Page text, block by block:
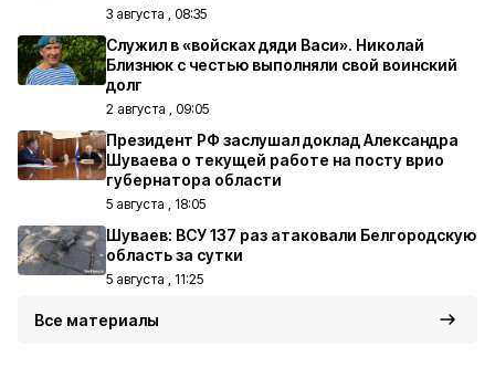
3 августа , 08:35
Служил в «войсках дяди Васи». Николай
Близнюк с честью выполняли свой воинский
долг
2 августа , 09:05
Президент РФ заслушал доклад Александра
Шуваева о текущей работе на посту врио
губернатора области
5 августа , 18:05
Шуваев: ВСУ 137 раз атаковали Белгородскую
область за сутки
5 августа , 11:25
Все материалы